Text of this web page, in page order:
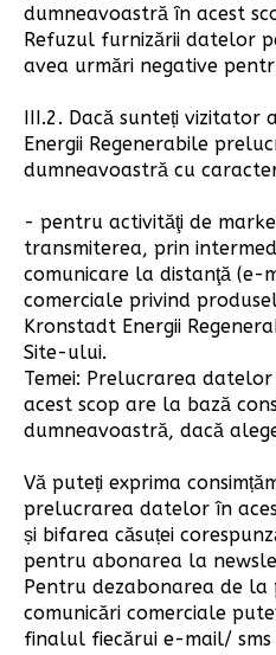
dumneavoastră în acest
Refuzul furnizării datelor
avea urmări negative
III.2. Dacă sunteți vizitator
Energii Regenerabile
dumneavoastră cu
- pentru activităţi de
transmiterea, prin
comunicare la distanţă (e-
comerciale privind
Kronstadt Energii
Site-ului.
Temei: Prelucrarea
acest scop are la bază
dumneavoastră, dacă
Vă puteți exprima
prelucrarea datelor în
și bifarea căsuței
pentru abonarea la
Pentru dezabonarea de
comunicări comerciale
finalul fiecărui e-mail/ sms